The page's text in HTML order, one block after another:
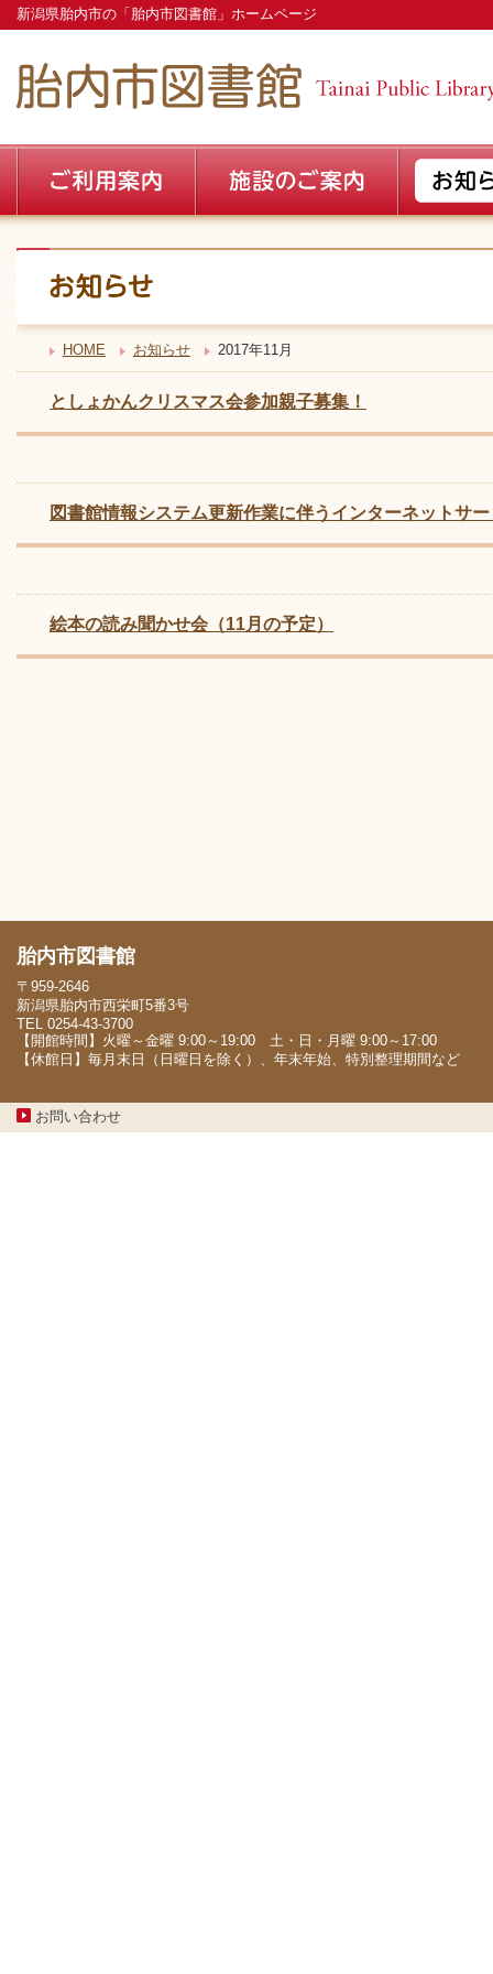
新潟県胎内市の「胎内市図書館」ホームページ
HOME お知らせ 2017年11月
としょかんクリスマス会参加親子募集！
図書館情報システム更新作業に伴うインターネットサ
絵本の読み聞かせ会（11月の予定）
胎内市図書館
〒959-2646
新潟県胎内市西栄町5番3号
TEL 0254-43-3700
【開館時間】火曜～金曜 9:00～19:00 土・日・月曜 9:00～17:00
【休館日】毎月末日（日曜日を除く）、年末年始、特別整理期間など
お問い合わせ